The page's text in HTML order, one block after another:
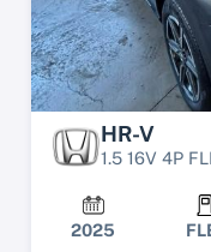
HR-V
1.5 16V 4P
2025